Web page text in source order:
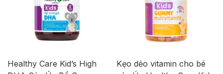
Healthy Care Kid’s High
Kẹo dẻo vitamin cho bé